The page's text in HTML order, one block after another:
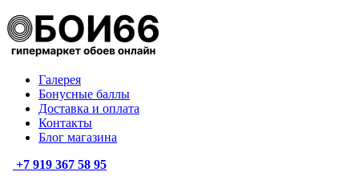
Галерея
Бонусные баллы
Доставка и оплата
Контакты
Блог магазина
+7 919 367 58 95